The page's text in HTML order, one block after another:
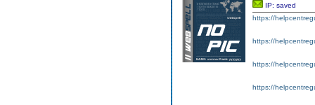
IP: saved
https://
https://
https://
https://